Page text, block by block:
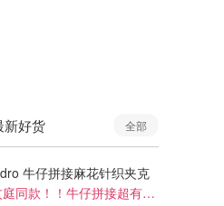
新好货 全部
牛仔拼接麻花针织夹克
金玟庭同款！！牛仔拼接超有层次感